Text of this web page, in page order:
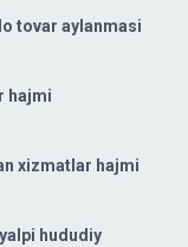
tovar aylanmasi
hajmi
xizmatlar hajmi
hududiy